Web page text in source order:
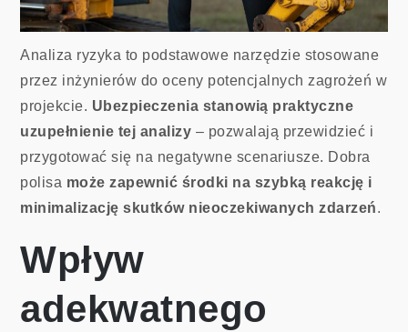
Analiza ryzyka to podstawowe narzędzie stosowane
przez inżynierów do oceny potencjalnych zagrożeń w
projekcie. Ubezpieczenia stanowią praktyczne
uzupełnienie tej analizy – pozwalają przewidzieć i
przygotować się na negatywne scenariusze. Dobra
polisa może zapewnić środki na szybką reakcję i
minimalizację skutków nieoczekiwanych zdarzeń.
Wpływ
adekwatnego